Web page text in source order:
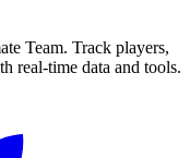
Team. Track players,
real-time data and tools.